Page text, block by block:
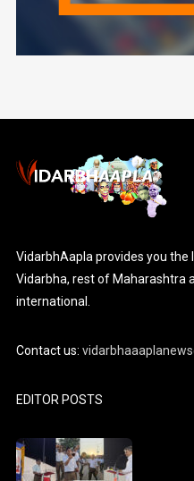
VidarbhAapla provides you
Vidarbha, rest of Maharashtra
international.
Contact us:
EDITOR POSTS